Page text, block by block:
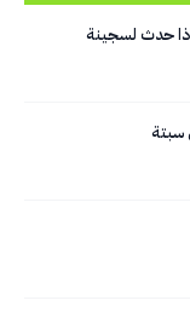
حدث لسجينة
سبتة